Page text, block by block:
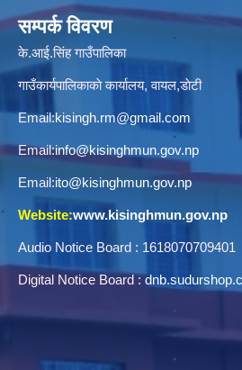
सम्पर्क विवरण
के.आई.सिंह गाउँपालिका
गाउँकार्यपालिकाकाे कार्यालय, वायल,डाेटी
Email:kisingh.rm@gmail.com
Email:info@kisinghmun.gov.np
Email:ito@kisinghmun.gov.np
Website:www.kisinghmun.gov.np
Audio Notice Board : 1618070709401
Digital Notice Board :